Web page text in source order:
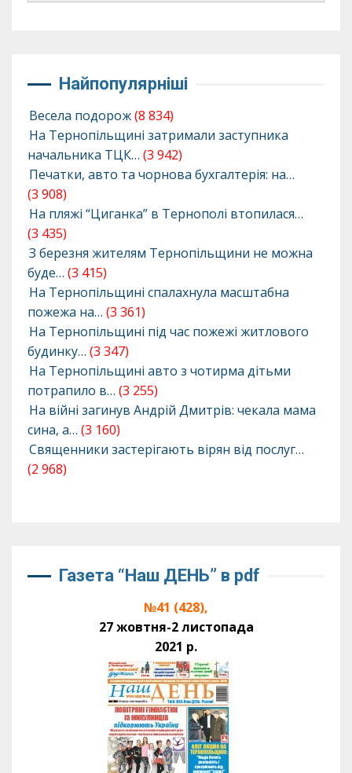
Найпопулярніші
Весела подорож(8 834)
На Тернопільщині затримали заступника
начальника ТЦК… (3 942)
Печатки, авто та чорнова бухгалтерія: на…
(3 908)
На пляжі “Циганка” в Тернополі втопилася…
(3 435)
З березня жителям Тернопільщини не можна
буде… (3 415)
На Тернопільщині спалахнула масштабна
пожежа на… (3 361)
На Тернопільщині під час пожежі житлового
будинку… (3 347)
На Тернопільщині авто з чотирма дітьми
потрапило в… (3 255)
На війні загинув Андрій Дмитрів: чекала мама
сина, а… (3 160)
Священники застерігають вірян від послуг…
(2 968)
Газета “Наш ДЕНЬ” в pdf
№41 (428),
27 жовтня-2 листопада
2021 р.